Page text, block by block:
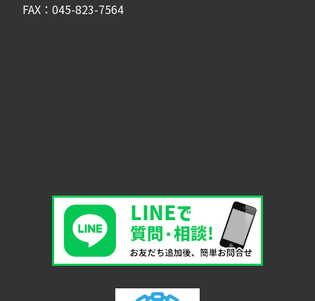
FAX：045-823-7564